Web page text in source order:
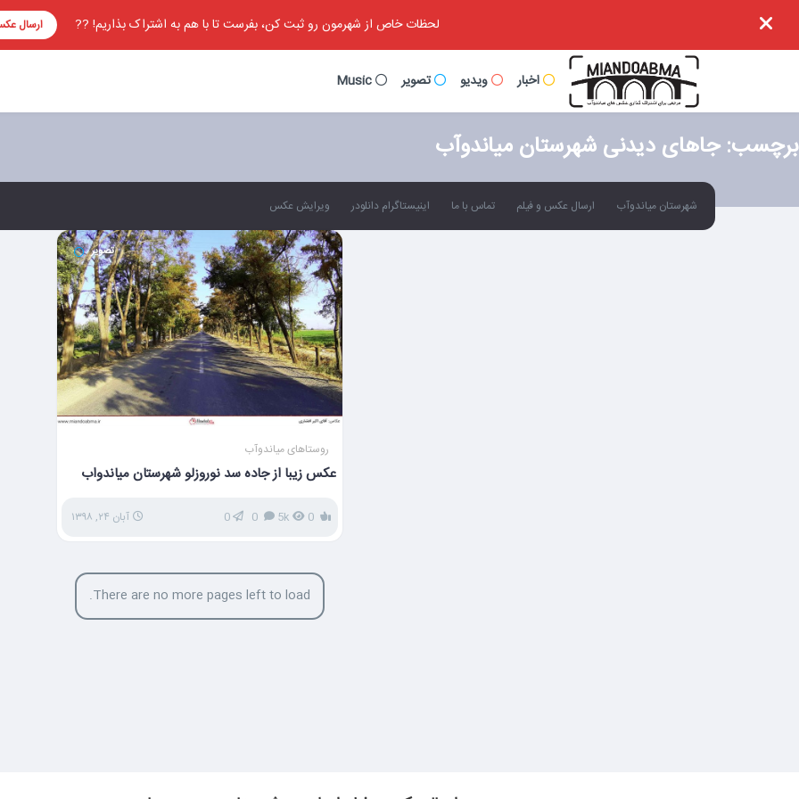
لحظات خاص از شهرمون رو ثبت کن، بفرست تا با هم به اشتراک بذاریم! ?? ارسال
اخبار ویدیو تصویر Music
برچسب:جاهای دیدنی شهرستان میاندوآب
شهرستان میاندوآب ارسال عکس و فیلم تماس با ما اینیستاگرام دانلودر ویرایش عکس
تصویر
روستاهای میاندوآب
عکس زیبا از جاده سد نوروزلو شهرستان میاندواب
0
5k
0
0 آبان ۲۴, ۱۳۹۸
There are no more pages left to load.